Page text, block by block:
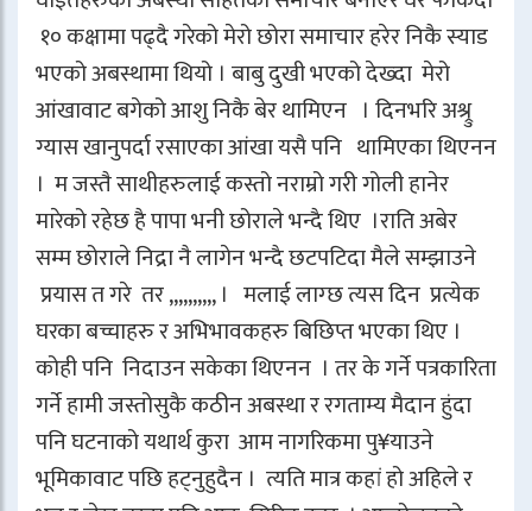
१० कक्षामा पढ्दै गरेको मेरो छोरा समाचार हरेर निकै स्याड
भएको अबस्थामा थियो । बाबु दुखी भएको देख्दा मेरो
आंखावाट बगेको आशु निकै बेर थामिएन । दिनभरि अश्र्रु
ग्यास खानुपर्दा रसाएका आंखा यसै पनि थामिएका थिएनन
। म जस्तै साथीहरुलाई कस्तो नराम्रो गरी गोली हानेर
मारेको रहेछ है पापा भनी छोराले भन्दै थिए ।राति अबेर
सम्म छोराले निद्रा नै लागेन भन्दै छटपटिदा मैले सम्झाउने
प्रयास त गरे तर ,,,,,,,,,, । मलाई लाग्छ त्यस दिन प्रत्येक
घरका बच्चाहरु र अभिभावकहरु बिछिप्त भएका थिए ।
कोही पनि निदाउन सकेका थिएनन । तर के गर्ने पत्रकारिता
गर्ने हामी जस्तोसुकै कठीन अबस्था र रगताम्य मैदान हुंदा
पनि घटनाको यथार्थ कुरा आम नागरिकमा पु¥याउने
भूमिकावाट पछि हट्नुहुदैन । त्यति मात्र कहां हो अहिले र